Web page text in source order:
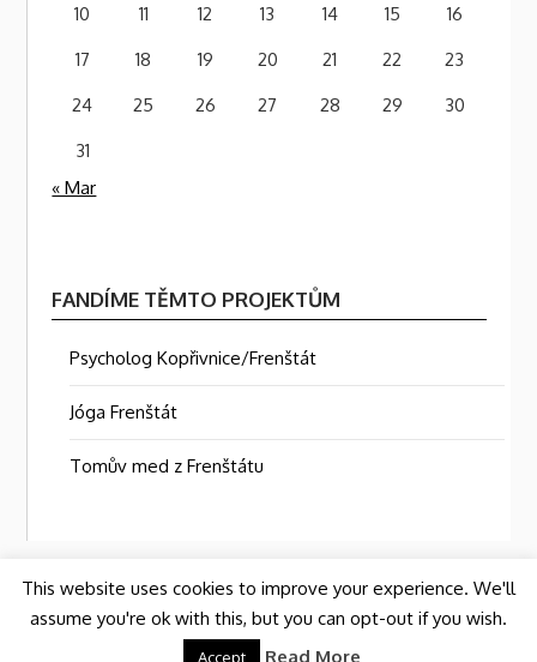
10
11 12 13 14 15
16
17
18 19 20 21 22
23
24
25 26 27 28 29
30
31
« Mar
FANDÍME TĚMTO PROJEKTŮM
Psycholog Kopřivnice/Frenštát
Jóga Frenštát
Tomův med z Frenštátu
©2026 TOMÁŠ HUBÁLEK BLOG: BAVTE SE PŘIMĚŘENĚ…
using WordPress andResponsive Blogily
This website uses cookies to improve your experience. We'll
assume you're ok with this, but you can opt-out if you wish.
Accept Read More